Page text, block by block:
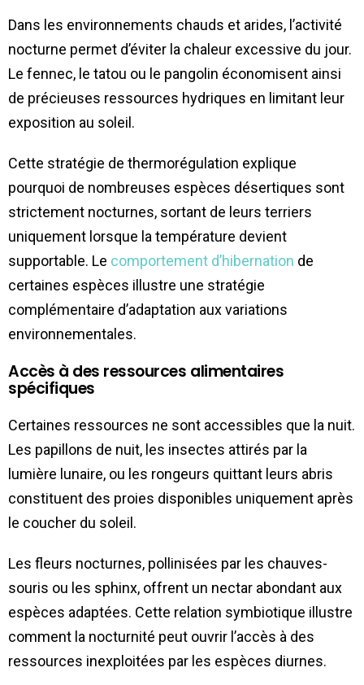
Dans les environnements chauds et arides, l’activité
nocturne permet d’éviter la chaleur excessive du jour.
Le fennec, le tatou ou le pangolin économisent ainsi
de précieuses ressources hydriques en limitant leur
exposition au soleil.
Cette stratégie de thermorégulation explique
pourquoi de nombreuses espèces désertiques sont
strictement nocturnes, sortant de leurs terriers
uniquement lorsque la température devient
supportable. Le comportement d’hibernation de
certaines espèces illustre une stratégie
complémentaire d’adaptation aux variations
environnementales.
Accès à des ressources alimentaires
spécifiques
Certaines ressources ne sont accessibles que la nuit.
Les papillons de nuit, les insectes attirés par la
lumière lunaire, ou les rongeurs quittant leurs abris
constituent des proies disponibles uniquement après
le coucher du soleil.
Les fleurs nocturnes, pollinisées par les chauves-
souris ou les sphinx, offrent un nectar abondant aux
espèces adaptées. Cette relation symbiotique illustre
comment la nocturnité peut ouvrir l’accès à des
ressources inexploitées par les espèces diurnes.